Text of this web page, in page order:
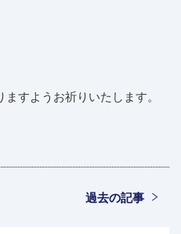
すようお祈りいたします。
過去の記事